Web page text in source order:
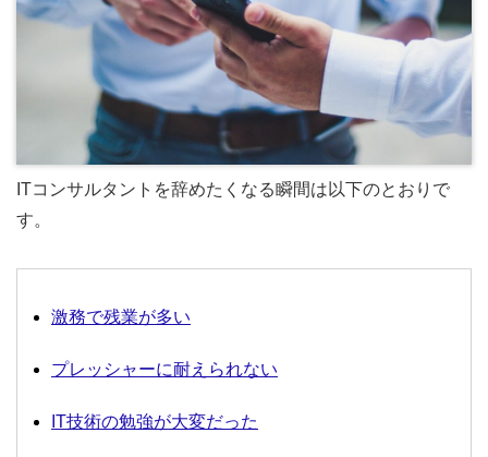
ITコンサルタントを辞めたくなる瞬間は以下のとおりで
す。
激務で残業が多い
プレッシャーに耐えられない
IT技術の勉強が大変だった